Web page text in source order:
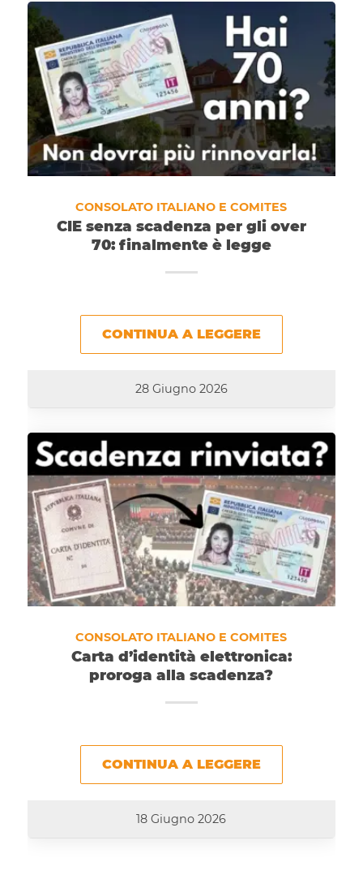
CONSOLATO ITALIANO E COMITES
CIE senza scadenza per gli over
70: finalmente è legge
CONTINUA A LEGGERE
28 Giugno 2026
CONSOLATO ITALIANO E COMITES
Carta d’identità elettronica:
proroga alla scadenza?
CONTINUA A LEGGERE
18 Giugno 2026